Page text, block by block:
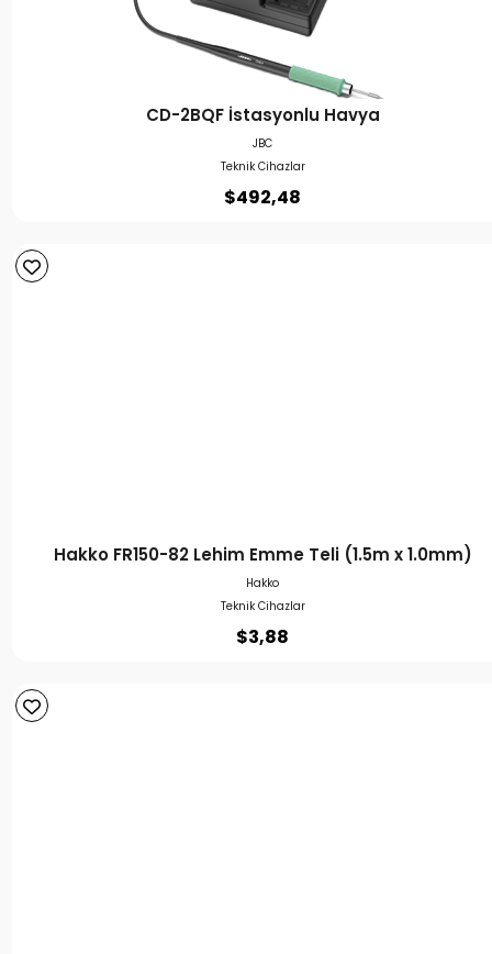
CD-2BQF İstasyonlu Havya
JBC
Teknik Cihazlar
$492,48
Hakko FR150-82 Lehim Emme Teli (1.5m x 1.0mm)
Hakko
Teknik Cihazlar
$3,88